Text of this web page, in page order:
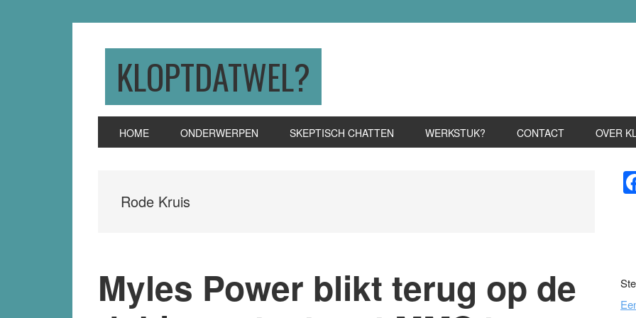
KLOPTDATWEL?
HOME ONDERWERPEN SKEPTISCH CHATTEN WERKSTUK? CONTACT OVER
Rode Kruis
Myles Power blikt terug op de